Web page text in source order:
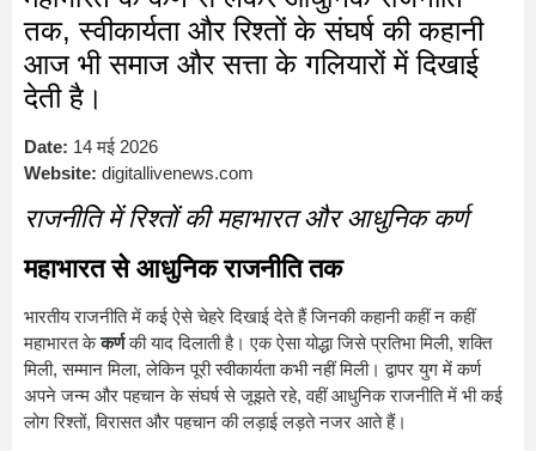
तक, स्वीकार्यता और रिश्तों के संघर्ष की कहानी
आज भी समाज और सत्ता के गलियारों में दिखाई
देती है।
Date: 14 मई 2026
Website: digitallivenews.com
राजनीति में रिश्तों की महाभारत और आधुनिक कर्ण
महाभारत से आधुनिक राजनीति तक
भारतीय राजनीति में कई ऐसे चेहरे दिखाई देते हैं जिनकी कहानी कहीं न कहीं
महाभारत केकर्णकी याद दिलाती है। एक ऐसा योद्धा जिसे प्रतिभा मिली, शक्ति
मिली, सम्मान मिला, लेकिन पूरी स्वीकार्यता कभी नहीं मिली। द्वापर युग में कर्ण
अपने जन्म और पहचान के संघर्ष से जूझते रहे, वहीं आधुनिक राजनीति में भी कई
लोग रिश्तों, विरासत और पहचान की लड़ाई लड़ते नजर आते हैं।